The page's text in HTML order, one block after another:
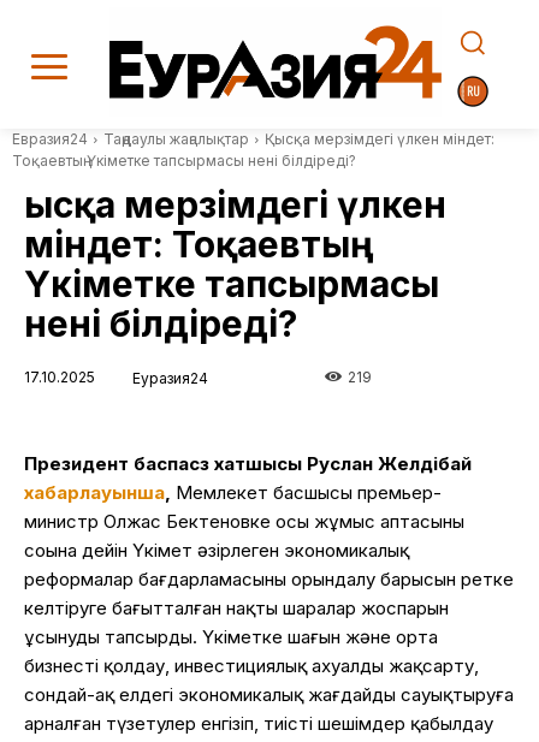
Евразия24 Таңдаулы жаңалықтар
Қысқа мерзімдегі үлкен міндет:
Тоқаевтың Үкіметке тапсырмасы нені білдіреді?
Қысқа мерзімдегі үлкен
міндет: Тоқаевтың
Үкіметке тапсырмасы
нені білдіреді?
17.10.2025 Еуразия24 219
Президент баспасөз хатшысы Руслан Желдібай
хабарлауынша, Мемлекет басшысы премьер-
министр Олжас Бектеновке осы жұмыс аптасының
соңына дейін Үкімет әзірлеген экономикалық
реформалар бағдарламасының орындалу барысын ретке
келтіруге бағытталған нақты шаралар жоспарын
ұсынуды тапсырды. Үкіметке шағын және орта
бизнесті қолдау, инвестициялық ахуалды жақсарту,
сондай-ақ елдегі экономикалық жағдайды сауықтыруға
арналған түзетулер енгізіп, тиісті шешімдер қабылдау